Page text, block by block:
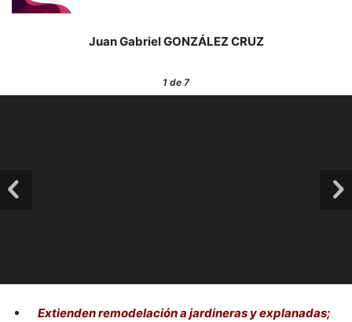
Juan Gabriel GONZÁLEZ CRUZ
1 de 7
Extienden remodelación a jardineras y explanadas;